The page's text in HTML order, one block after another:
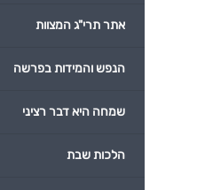
אתר תרי"ג המצוות
הנפש והמידות בפרשה
שמחה היא דבר רציני
הלכות שבת